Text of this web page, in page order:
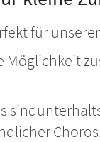
für
Möglichkeit